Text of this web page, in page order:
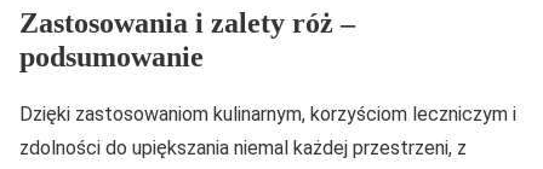
Zastosowania i zalety róż –
podsumowanie
Dzięki zastosowaniom kulinarnym, korzyściom leczniczym i
zdolności do upiększania niemal każdej przestrzeni, z